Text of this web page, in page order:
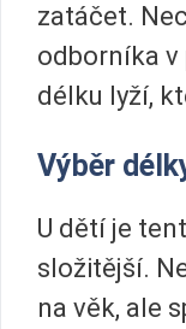
zatáčet.
odborníka v
délku lyží,
Výběr
U dětí je
složitější.
na věk, ale